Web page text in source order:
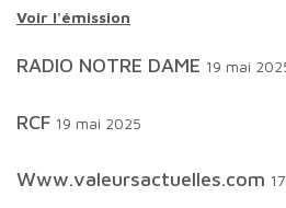
Voir l'émission
RADIO NOTRE DAME 19 mai
RCF 19 mai 2025
www.valeursactuelles.com